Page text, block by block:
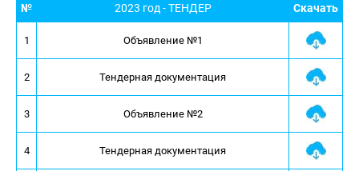
№ 2023 год - ТЕНДЕР Скачать
1 Объявление №1
2 Тендерная документация
3 Объявление №2
4 Тендерная документация